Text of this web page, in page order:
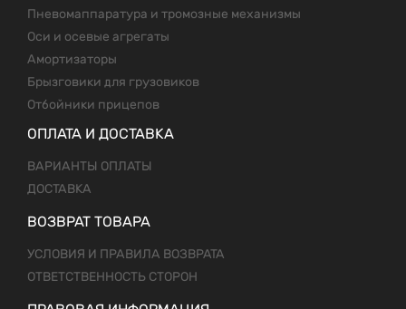
Пневомаппаратура и тромозные механизмы
Оси и осевые агрегаты
Амортизаторы
Брызговики для грузовиков
Отбойники прицепов
ОПЛАТА И ДОСТАВКА
ВАРИАНТЫ ОПЛАТЫ
ДОСТАВКА
ВОЗВРАТ ТОВАРА
УСЛОВИЯ И ПРАВИЛА ВОЗВРАТА
ОТВЕТСТВЕННОСТЬ СТОРОН